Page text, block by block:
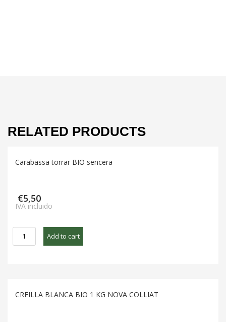
RELATED PRODUCTS
Carabassa torrar BIO sencera
€5,50
IVA incluido
Carabassa
torrar
Add to cart
CREÏLLA BLANCA BIO 1 KG NOVA COLLIAT